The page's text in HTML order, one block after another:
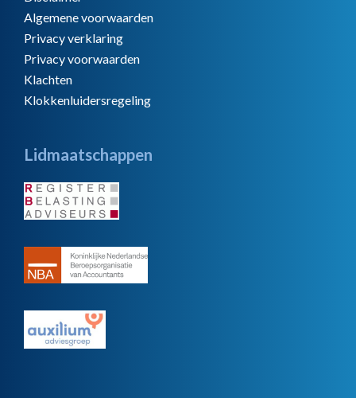
Algemene voorwaarden
Privacy verklaring
Privacy voorwaarden
Klachten
Klokkenluidersregeling
Lidmaatschappen